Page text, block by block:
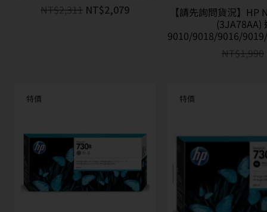
NT$2,311 NT$2,079
【請先詢問貨況】
(3JA78AA)
9010/9018/9016/
NT$ 1,990
特價 特價